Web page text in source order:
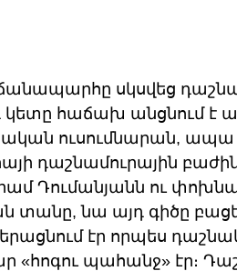
սկսվեց
կետը հաճախ անցնում է
ուսումնարան,
դաշնամուրային
Դումանյանն ու
տանը, նա այդ գիծը
էր որպես
պահանջ» էր։